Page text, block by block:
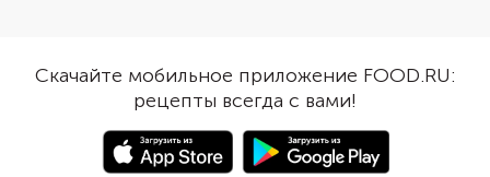
в какие блюда
Скачайте мобильное приложение FOOD.RU:
рецепты всегда с вами!